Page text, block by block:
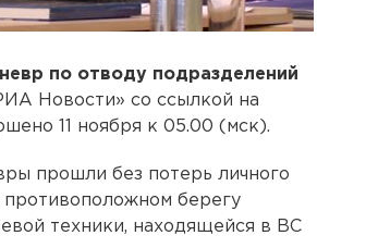
по отводу подразделений
Новости» со ссылкой на
11 ноября к 05.00 (мск).
прошли без потерь личного
противоположном берегу
техники, находящейся в ВС